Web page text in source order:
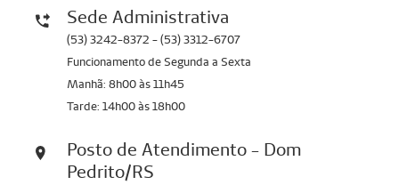
Sede Administrativa
(53) 3242-8372 - (53) 3312-6707
Funcionamento de Segunda a Sexta
Manhã: 8h00 às 11h45
Tarde: 14h00 às 18h00
Posto de Atendimento - Dom
Pedrito/RS